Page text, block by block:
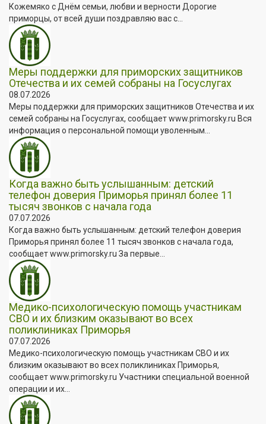
Кожемяко с Днём семьи, любви и верности Дорогие
приморцы, от всей души поздравляю вас с...
Меры поддержки для приморских защитников
Отечества и их семей собраны на Госуслугах
08.07.2026
Меры поддержки для приморских защитников Отечества и их
семей собраны на Госуслугах, сообщает www.primorsky.ru Вся
информация о персональной помощи уволенным...
Когда важно быть услышанным: детский
телефон доверия Приморья принял более 11
тысяч звонков с начала года
07.07.2026
Когда важно быть услышанным: детский телефон доверия
Приморья принял более 11 тысяч звонков с начала года,
сообщает www.primorsky.ru За первые...
Медико-психологическую помощь участникам
СВО и их близким оказывают во всех
поликлиниках Приморья
07.07.2026
Медико-психологическую помощь участникам СВО и их
близким оказывают во всех поликлиниках Приморья,
сообщает www.primorsky.ru Участники специальной военной
операции и их...